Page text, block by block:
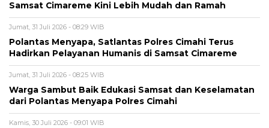
Samsat Cimareme Kini Lebih Mudah dan Ramah
Jumat, 31 Juli 2026 - 08:29 WIB
Polantas Menyapa, Satlantas Polres Cimahi Terus
Hadirkan Pelayanan Humanis di Samsat Cimareme
Jumat, 31 Juli 2026 - 08:25 WIB
Warga Sambut Baik Edukasi Samsat dan Keselamatan
dari Polantas Menyapa Polres Cimahi
Kamis, 30 Juli 2026 - 09:01 WIB